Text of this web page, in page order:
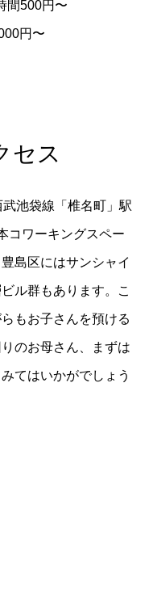
間500円〜
円〜
セス
池袋線「椎名町」駅
コワーキングスペー
島区にはサンシャイ
ル群もあります。こ
もお子さんを預ける
のお母さん、まずは
てはいかがでしょう